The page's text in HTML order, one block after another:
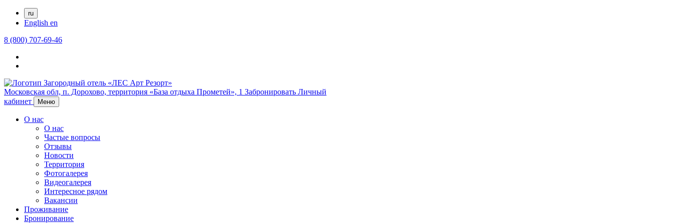
ru
English en
8 (800) 707-69-46
Московская обл, п. Дорохово, территория «База отдыха Прометей», 1 Забронировать Личный
кабинет
Меню
О нас
О нас
Частые вопросы
Отзывы
Новости
Территория
Фотогалерея
Видеогалерея
Интересное рядом
Вакансии
Проживание
Бронирование